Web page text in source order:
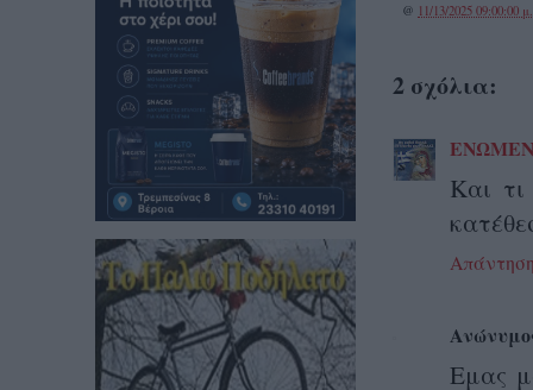
@ 11/13/2025 09:00:00
2 σχόλια:
Και
Εμας